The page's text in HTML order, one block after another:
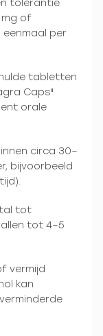
tolerantie
of
eenmaal per
tabletten
Caps"
orale
circa 30–
bijvoorbeeld
tot
tot 4–5
vermijd
kan